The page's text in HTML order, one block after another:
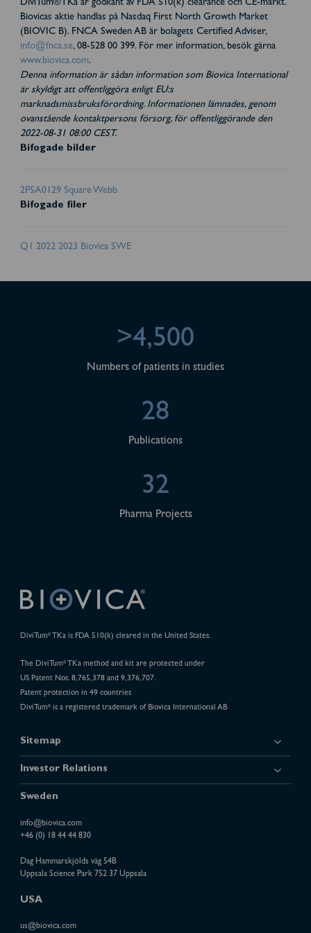
DiviTum®TKa är godkänt av FDA 510(k) clearance och CE-märkt.
Biovicas aktie handlas på Nasdaq First North Growth Market
(BIOVIC B). FNCA Sweden AB är bolagets Certified Adviser,
info@fnca.se, 08-528 00 399. För mer information, besök gärna
www.biovica.com.
Denna information är sådan information som Biovica International
är skyldigt att offentliggöra enligt EU:s
marknadsmissbruksförordning. Informationen lämnades, genom
ovanstående kontaktpersons försorg, för offentliggörande den
2022-08-31 08:00 CEST.
Bifogade bilder
2P5A0129 Square Webb
Bifogade filer
Q1 2022 2023 Biovica SWE
>4,500
Numbers of patients in studies
28
Publications
32
Pharma Projects
DiviTum® TKa is FDA 510(k) cleared in the United States.
The DiviTum®TKa method and kit are protected under
US Patent Nos. 8,765,378 and 9,376,707.
Patent protection in 49 countries
DiviTum®is a registered trademark of Biovica International AB
Sitemap
Investor Relations
Sweden
info@biovica.com
+46 (0) 18 44 44 830
Dag Hammarskjölds väg 54B
Uppsala Science Park 752 37 Uppsala
USA
us@biovica.com